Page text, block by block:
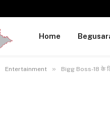
Home
Entertainment » Bigg Boss-18 के